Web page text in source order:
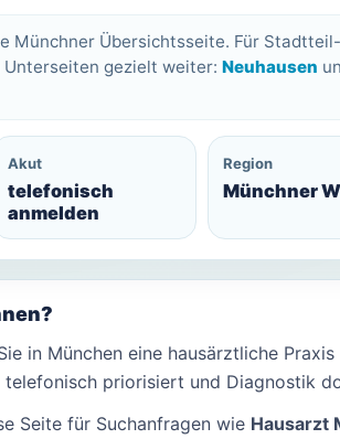
Münchner Übersichtsseite. Für Stadtteil-
Unterseiten gezielt weiter: Neuhausen
Akut
telefonisch
anmelden
Region
Münchner
in München eine hausärztliche
telefonisch priorisiert und Diagnostik
Seite für Suchanfragen wie Hausarzt